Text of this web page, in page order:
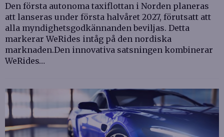
Den första autonoma taxiflottan i Norden planeras
att lanseras under första halvåret 2027, förutsatt att
alla myndighetsgodkännanden beviljas. Detta
markerar WeRides intåg på den nordiska
marknaden.Den innovativa satsningen kombinerar
WeRides…